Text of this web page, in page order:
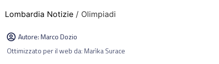
Lombardia Notizie / Olimpiadi
Autore:Marco Dozio
Ottimizzato per il web da: Marìka Surace